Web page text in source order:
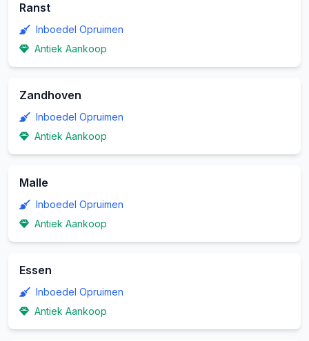
Ranst
Inboedel Opruimen
Antiek Aankoop
Zandhoven
Inboedel Opruimen
Antiek Aankoop
Malle
Inboedel Opruimen
Antiek Aankoop
Essen
Inboedel Opruimen
Antiek Aankoop